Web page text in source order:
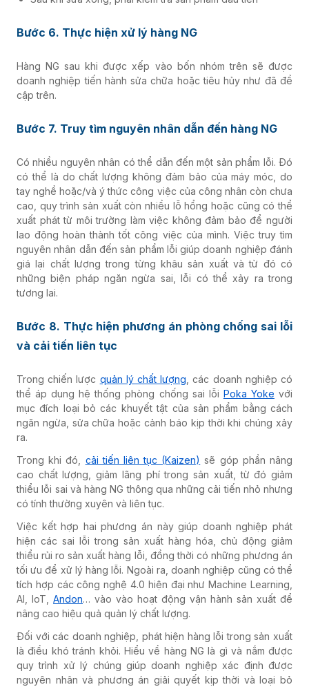
Bước 6. Thực hiện xử lý hàng NG
Hàng NG sau khi được xếp vào bốn nhóm trên sẽ được
doanh nghiệp tiến hành sửa chữa hoặc tiêu hủy như đã đề
cập trên.
Bước 7. Truy tìm nguyên nhân dẫn đến hàng NG
Có nhiều nguyên nhân có thể dẫn đến một sản phẩm lỗi. Đó
có thể là do chất lượng không đảm bảo của máy móc, do
tay nghề hoặc/và ý thức công việc của công nhân còn chưa
cao, quy trình sản xuất còn nhiều lỗ hổng hoặc cũng có thể
xuất phát từ môi trường làm việc không đảm bảo để người
lao động hoàn thành tốt công việc của mình. Việc truy tìm
nguyên nhân dẫn đến sản phẩm lỗi giúp doanh nghiệp đánh
giá lại chất lượng trong từng khâu sản xuất và từ đó có
những biện pháp ngăn ngừa sai, lỗi có thể xảy ra trong
tương lai.
Bước 8. Thực hiện phương án phòng chống sai lỗi
và cải tiến liên tục
Trong chiến lược quản lý chất lượng , các doanh nghiệp có
thể áp dụng hệ thống phòng chống sai lỗi Poka Yoke với
mục đích loại bỏ các khuyết tật của sản phẩm bằng cách
ngăn ngừa, sửa chữa hoặc cảnh báo kịp thời khi chúng xảy
ra.
Trong khi đó, cải tiến liên tục (Kaizen) sẽ góp phần nâng
cao chất lượng, giảm lãng phí trong sản xuất, từ đó giảm
thiểu lỗi sai và hàng NG thông qua những cải tiến nhỏ nhưng
có tính thường xuyên và liên tục.
Việc kết hợp hai phương án này giúp doanh nghiệp phát
hiện các sai lỗi trong sản xuất hàng hóa, chủ động giảm
thiểu rủi ro sản xuất hàng lỗi, đồng thời có những phương án
tối ưu để xử lý hàng lỗi. Ngoài ra, doanh nghiệp cũng có thể
tích hợp các công nghệ 4.0 hiện đại như Machine Learning,
AI, IoT, Andon… vào vào hoạt động vận hành sản xuất để
nâng cao hiệu quả quản lý chất lượng.
Đối với các doanh nghiệp, phát hiện hàng lỗi trong sản xuất
là điều khó tránh khỏi. Hiểu về hàng NG là gì và nắm được
quy trình xử lý chúng giúp doanh nghiệp xác định được
nguyên nhân và phương án giải quyết kịp thời và loại bỏ